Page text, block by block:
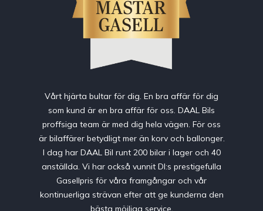
Vårt hjärta bultar för dig. En bra affär för dig
som kund är en bra affär för oss. DAAL Bils
proffsiga team är med dig hela vägen. För oss
är bilaffärer betydligt mer än korv och ballonger.
I dag har DAAL Bil runt 200 bilar i lager och 40
anställda. Vi har också vunnit DI:s prestigefulla
Gasellpris för våra framgångar och vår
kontinuerliga strävan efter att ge kunderna den